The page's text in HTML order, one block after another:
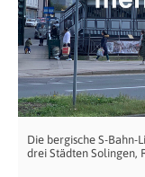
Die bergische S-Bahn-
drei Städten Solingen,